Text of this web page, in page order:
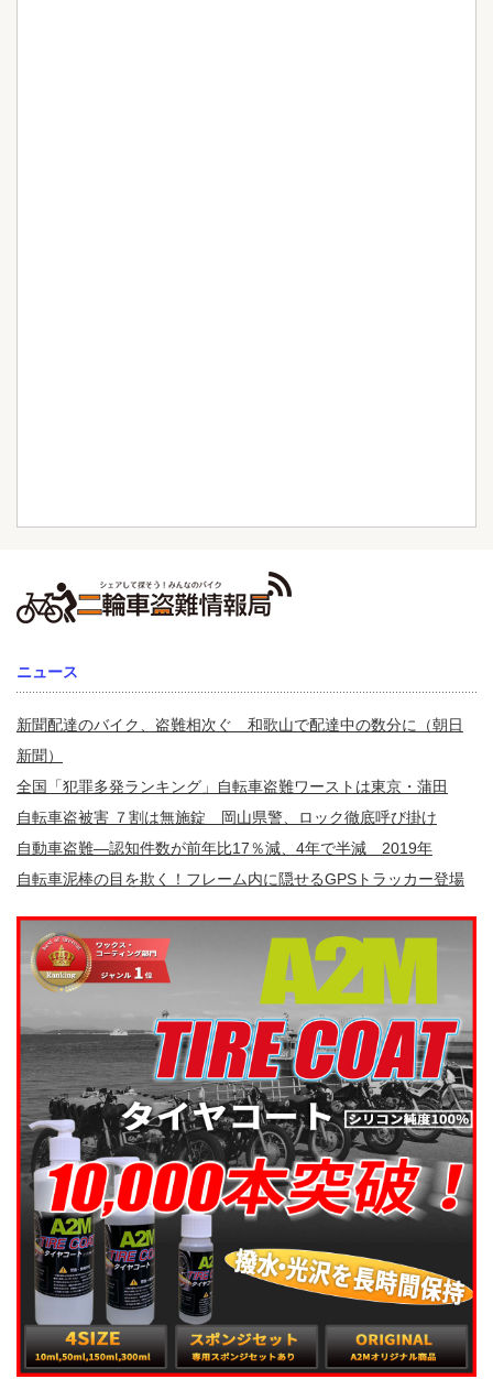
ニュース
新聞配達のバイク、盗難相次ぐ 和歌山で配達中の数分に（朝日
新聞）
全国「犯罪多発ランキング」自転車盗難ワーストは東京・蒲田
自転車盗被害 ７割は無施錠 岡山県警、ロック徹底呼び掛け
自動車盗難—認知件数が前年比17％減、4年で半減 2019年
自転車泥棒の目を欺く！フレーム内に隠せるGPSトラッカー登場